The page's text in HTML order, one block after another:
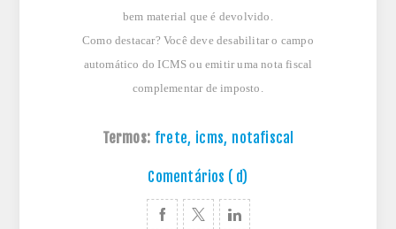
bem material que é devolvido.
Como destacar? Você deve desabilitar o campo
automático do ICMS ou emitir uma nota fiscal
complementar de imposto.
Termos: frete, icms, notafiscal
Comentários ( d)